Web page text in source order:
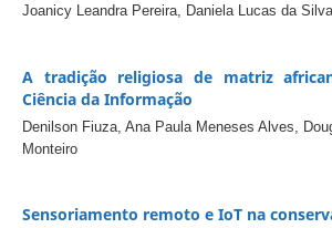
Joanicy Leandra Pereira, Daniela Lucas da
A tradição religiosa de matriz
Ciência da Informação
Denilson Fiuza, Ana Paula Meneses Alves,
Monteiro
Sensoriamento remoto e IoT na